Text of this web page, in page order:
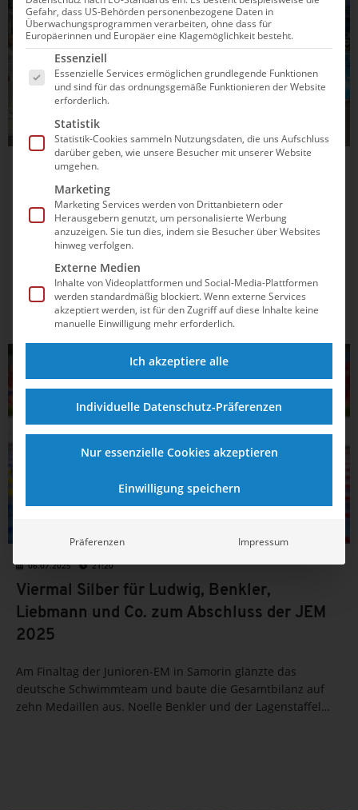
06.12.2024 13:11
DMSJ-Bundesfinale 2024: Hier geht es zum
Livestream
Am 07./08. Dezember findet das DMSJ-Bundesfinale in
Wuppertal statt. Hier erfährst du, welche Vereine sich
qualifiziert haben, wo die Rennen im Livestream zu sehen
sind und wo man die Ergebnisse in den einzelnen
Jahrgängen findet.
06.07.2025 21:20
Viermal Silber für Ludwig, Benkler,
Liebmann und Co. zum Abschluss der JEM
2025
Am Finaltag der Junioren-EM in Samorin glänzte das
deutsche Schwimmteam und baute die Gesamtbilanz auf
zehn Medaillen aus. Noelle Benkler und der Lagenstaffel
Gefahr, dass US-Behörden personenbezogene Daten in
Überwachungsprogrammen verarbeiten, ohne dass für
Europäerinnen und Europäer eine Klagemöglichkeit besteht.
Es folgt eine Liste der Service-Gruppen, für die
Essenziell
Essenzielle Services ermöglichen grundlegende Funktionen
und sind für das ordnungsgemäße Funktionieren der Website
erforderlich.
Statistik
Statistik-Cookies sammeln Nutzungsdaten, die uns Aufschluss
darüber geben, wie unsere Besucher mit unserer Website
umgehen.
Marketing
Marketing Services werden von Drittanbietern oder
Herausgebern genutzt, um personalisierte Werbung
anzuzeigen. Sie tun dies, indem sie Besucher über Websites
hinweg verfolgen.
Externe Medien
Inhalte von Videoplattformen und Social-Media-Plattformen
werden standardmäßig blockiert. Wenn externe Services
akzeptiert werden, ist für den Zugriff auf diese Inhalte keine
manuelle Einwilligung mehr erforderlich.
Ich akzeptiere alle
Individuelle Datenschutz-Präferenzen
Nur essenzielle Cookies akzeptieren
Einwilligung speichern
Präferenzen Impressum